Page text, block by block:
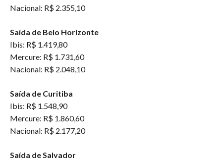
Nacional: R$ 2.355,10
Saída de Belo Horizonte
Ibis: R$ 1.419,80
Mercure: R$ 1.731,60
Nacional: R$ 2.048,10
Saída de Curitiba
Ibis: R$ 1.548,90
Mercure: R$ 1.860,60
Nacional: R$ 2.177,20
Saída de Salvador